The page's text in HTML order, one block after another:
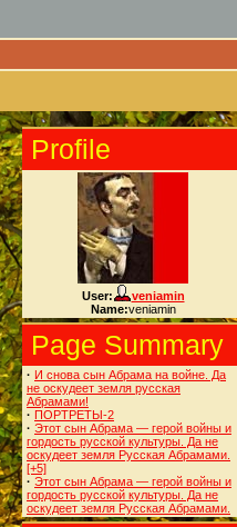
Profile
User:
veniamin
Name:veniamin
Page Summary
· И снова сын Абрама на войне. Да
не оскудеет земля русская
Абрамами!
· ПОРТРЕТЫ-2
· Этот сын Абрама — герой войны и
гордость русской культуры. Да не
оскудеет земля Русская Абрамами.
[+5]
· Этот сын Абрама — герой войны и
гордость русской культуры. Да не
оскудеет земля Русская Абрамами.